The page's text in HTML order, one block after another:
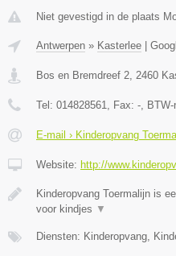
Niet gevestigd in de plaats
Antwerpen » Kasterlee
Bos en Bremdreef 2 2460
Tel: 014828561 , Fax: - ,
E-mail › Kinderopvang
Website: http://
Kinderopvang Toermalijn is
voor kindjes ▼
Diensten: Kinderopvang,